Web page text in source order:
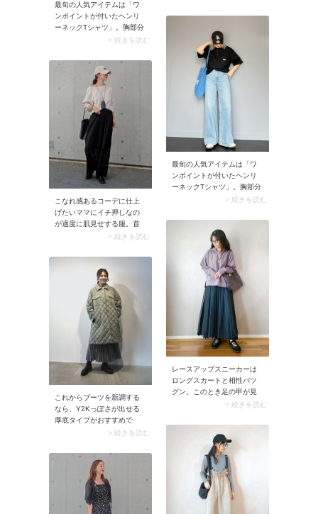
で、着ていて安心感のある
す。一方で「無難」なコー
デになりがちなのもこの組
み合わせ。そこで合わせる
小物でちょっと遊び心を加
えるとおしゃれ度がグッと
上がりますよ。例えばスナ
ップでは、カラフルなバッ
グを添えてアクセントにし
最旬の人気アイテムは「ワ
ンポイントが付いたヘンリ
ーネックTシャツ」。胸部分
に施された刺しゅうやロゴ
タイリングがこなれ見え。
シンプルなワンツーコーデ
がおしゃれに決まります
> 続きを読む
最旬の人気アイテムは「ワ
ンポイントが付いたヘンリ
ーネックTシャツ」。胸部分
に施された刺しゅうやロゴ
タイリングがこなれ見え。
シンプルなワンツーコーデ
がおしゃれに決まります
> 続きを読む
こなれ感あるコーデに仕上
げたいママにイチ押しなの
が適度に肌見せする服。首
周りが空いている服や透け
だけであか抜けが叶います
> 続きを読む
レースアップスニーカーは
ロングスカートと相性バツ
グン。このとき足の甲が見
えるようカバーソックスを
覗きコーデがこなれ見え。
クリーンなスタイリングに
仕上がります。
> 続きを読む
これからブーツを新調する
なら、Y2Kっぽさが出せる
厚底タイプがおすすめで
す。一見シンプルだけれ
する優れモノ。履くだけで
最旬スタイルが味わえます
> 続きを読む